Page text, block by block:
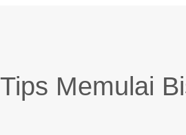
Tips Memulai